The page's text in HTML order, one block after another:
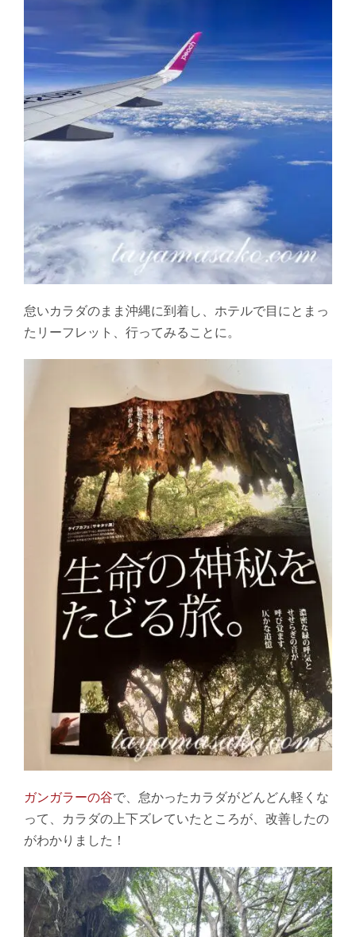
怠いカラダのまま沖縄に到着し、ホテルで目にとまっ
たリーフレット、行ってみることに。
ガンガラーの谷で、怠かったカラダがどんどん軽くな
って、カラダの上下ズレていたところが、改善したの
がわかりました！